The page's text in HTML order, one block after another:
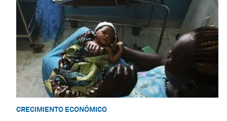
CRECIMIENTO ECONÓMICO